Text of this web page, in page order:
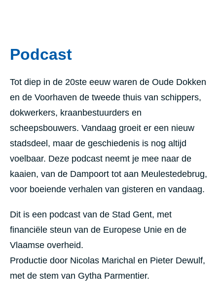
Podcast
Tot diep in de 20ste eeuw waren de Oude Dokken
en de Voorhaven de tweede thuis van schippers,
dokwerkers, kraanbestuurders en
scheepsbouwers. Vandaag groeit er een nieuw
stadsdeel, maar de geschiedenis is nog altijd
voelbaar. Deze podcast neemt je mee naar de
kaaien, van de Dampoort tot aan Meulestedebrug,
voor boeiende verhalen van gisteren en vandaag.
Dit is een podcast van de Stad Gent, met
financiële steun van de Europese Unie en de
Vlaamse overheid.
Productie door Nicolas Marichal en Pieter Dewulf,
met de stem van Gytha Parmentier.